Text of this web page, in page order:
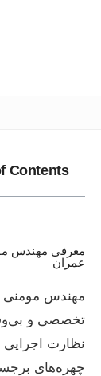
Contents
معرفی مهندس
عمران
تخصصی و
نظارت اجرایی
چهره‌های